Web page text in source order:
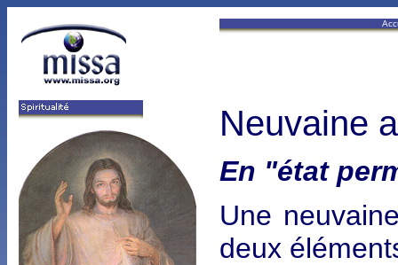
Neuvaine
En "état
Une
deux